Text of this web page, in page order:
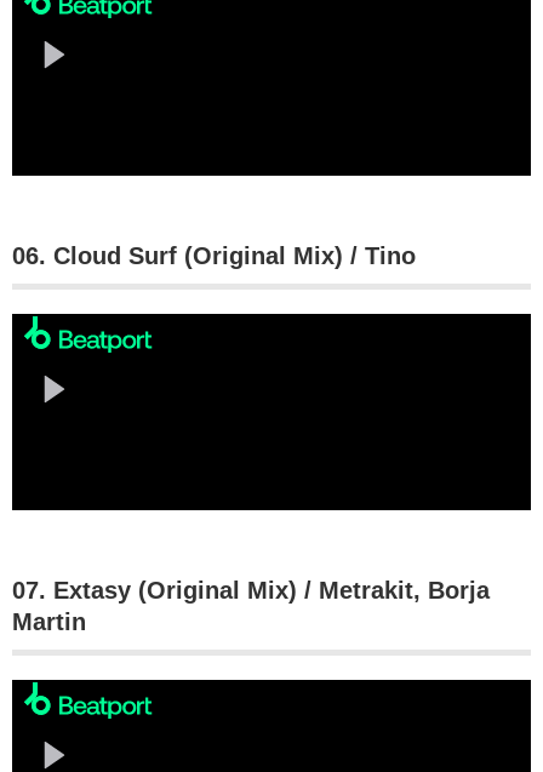
06. Cloud Surf (Original Mix) / Tino
07. Extasy (Original Mix) / Metrakit, Borja
Martin